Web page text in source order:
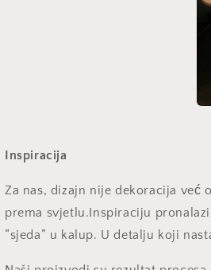
Inspiracija
Za nas, dizajn nije dekoracija već
prema svjetlu.Inspiraciju
“sjeda” u kalup. U detalju koji